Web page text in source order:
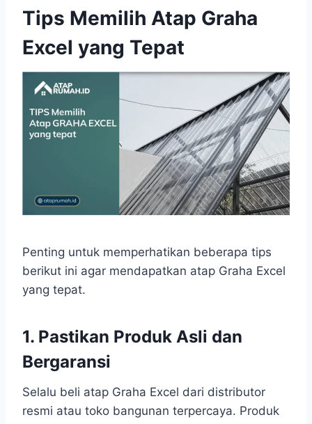
Tips Memilih Atap Graha
Excel yang Tepat
Penting untuk memperhatikan beberapa tips
berikut ini agar mendapatkan atap Graha Excel
yang tepat.
1. Pastikan Produk Asli dan
Bergaransi
Selalu beli atap Graha Excel dari distributor
resmi atau toko bangunan terpercaya. Produk